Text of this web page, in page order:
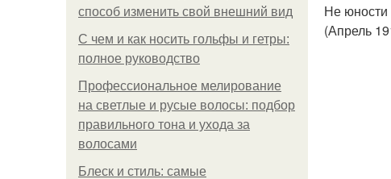
способ изменить свой внешний вид
С чем и как носить гольфы и гетры:
полное руководство
Профессиональное мелирование
на светлые и русые волосы: подбор
правильного тона и ухода за
волосами
Блеск и стиль: самые
Не юности
(Апрель